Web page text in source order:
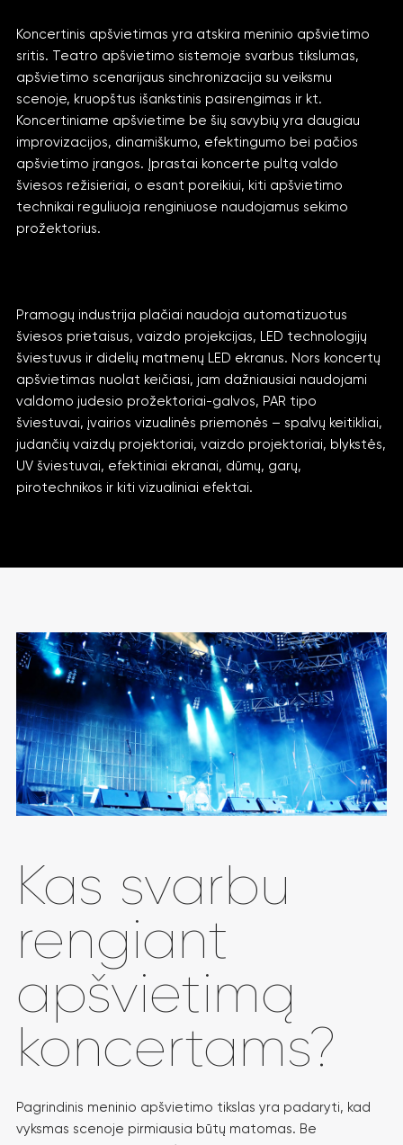
Koncertinis apšvietimas yra atskira meninio apšvietimo
sritis. Teatro apšvietimo sistemoje svarbus tikslumas,
apšvietimo scenarijaus sinchronizacija su veiksmu
scenoje, kruopštus išankstinis pasirengimas ir kt.
Koncertiniame apšvietime be šių savybių yra daugiau
improvizacijos, dinamiškumo, efektingumo bei pačios
apšvietimo įrangos. Įprastai koncerte pultą valdo
šviesos režisieriai, o esant poreikiui, kiti apšvietimo
technikai reguliuoja renginiuose naudojamus sekimo
prožektorius.
Pramogų industrija plačiai naudoja automatizuotus
šviesos prietaisus, vaizdo projekcijas, LED technologijų
šviestuvus ir didelių matmenų LED ekranus. Nors koncertų
apšvietimas nuolat keičiasi, jam dažniausiai naudojami
valdomo judesio prožektoriai-galvos, PAR tipo
šviestuvai, įvairios vizualinės priemonės – spalvų keitikliai,
judančių vaizdų projektoriai, vaizdo projektoriai, blykstės,
UV šviestuvai, efektiniai ekranai, dūmų, garų,
pirotechnikos ir kiti vizualiniai efektai.
Kas svarbu
rengiant
apšvietimą
koncertams?
Pagrindinis meninio apšvietimo tikslas yra padaryti, kad
vyksmas scenoje pirmiausia būtų matomas. Be